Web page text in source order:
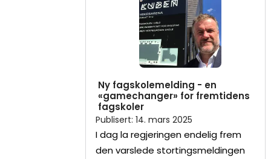
Ny fagskolemelding - en
«gamechanger» for fremtidens
fagskoler
Publisert: 14. mars 2025
I dag la regjeringen endelig frem
den varslede stortingsmeldingen